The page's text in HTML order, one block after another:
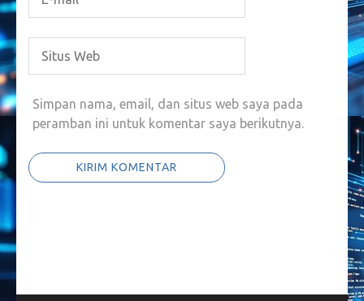
Simpan nama, email, dan situs web saya pada
peramban ini untuk komentar saya berikutnya.